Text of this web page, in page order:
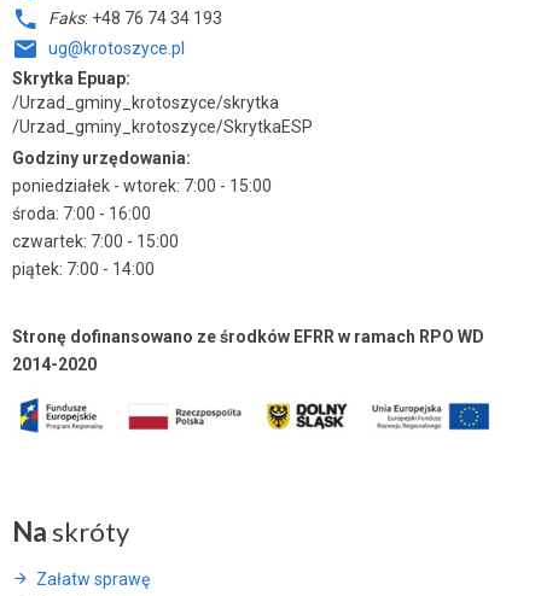
Faks: +48 76 74 34 193
ug@krotoszyce.pl
Skrytka Epuap:
/Urzad_gminy_krotoszyce/skrytka
/Urzad_gminy_krotoszyce/SkrytkaESP
Godziny urzędowania:
poniedziałek - wtorek: 7:00 - 15:00
środa: 7:00 - 16:00
czwartek: 7:00 - 15:00
piątek: 7:00 - 14:00
Stronę dofinansowano ze środków EFRR w ramach RPO WD
2014-2020
Na skróty
Załatw sprawę